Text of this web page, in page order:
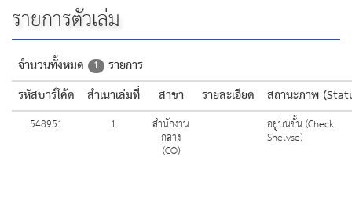
รายการตัวเล่ม
จำนวนทั้งหมด 1 รายการ
รหัสบาร์โค้ด
สำเนาเล่มที่ สาขา รายละเอียด สถานะภาพ
548951 1 สำนักงาน
กลาง
(CO)
อยู่บนชั้น (Check
Shelvse)